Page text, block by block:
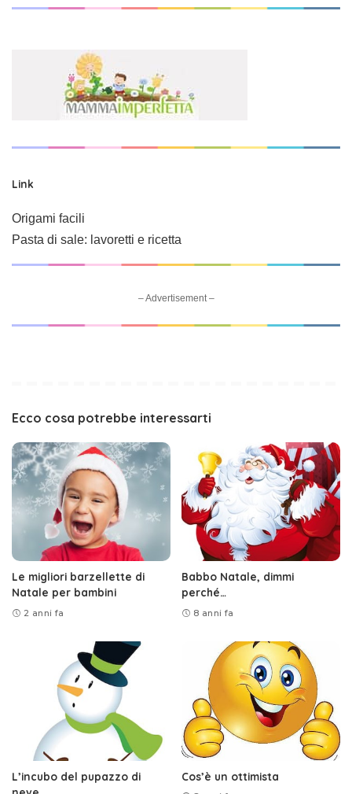
Link
Origami facili
Pasta di sale: lavoretti e ricetta
– Advertisement –
Ecco cosa potrebbe interessarti
Le migliori barzellette di
Natale per bambini
2 anni fa
Babbo Natale, dimmi
perché…
8 anni fa
L’incubo del pupazzo di
Cos’è un ottimista